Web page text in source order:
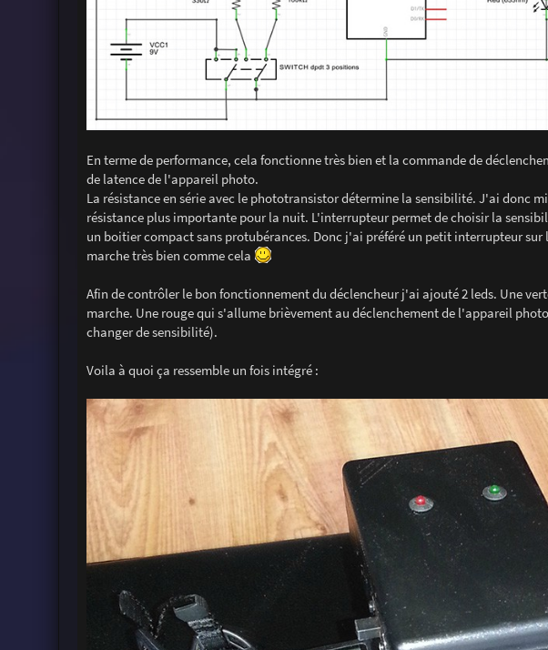
En terme de performance, cela fonctionne très bien et la commande de
de latence de l'appareil photo.
La résistance en série avec le phototransistor détermine la sensibilité. J'ai donc
résistance plus importante pour la nuit. L'interrupteur permet de choisir la
un boitier compact sans protubérances. Donc j'ai préféré un petit interrupteur
marche très bien comme cela
Afin de contrôler le bon fonctionnement du déclencheur j'ai ajouté 2 leds. Une
marche. Une rouge qui s'allume brièvement au déclenchement de l'appareil
changer de sensibilité).
Voila à quoi ça ressemble un fois intégré :